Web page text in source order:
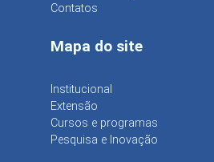
Contatos
Mapa do site
Institucional
Extensão
Cursos e programas
Pesquisa e Inovação